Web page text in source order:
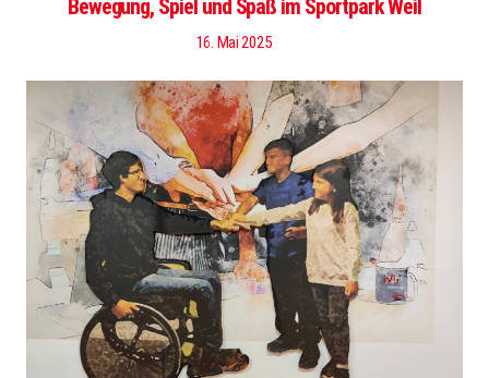
Bewegung, Spiel und Spaß im Sportpark Weil
16. Mai 2025